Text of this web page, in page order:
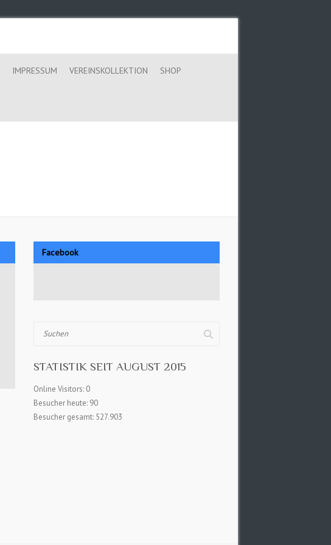
IMPRESSUM VEREINSKOLLEKTION SHOP
Facebook
STATISTIK SEIT AUGUST 2015
Online Visitors: 0
Besucher heute: 90
Besucher gesamt: 527.903